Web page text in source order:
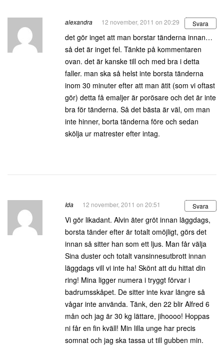
alexandra 12 november, 2011 on 20:29 Svara
det gör inget att man borstar tänderna innan…
så det är inget fel. Tänkte på kommentaren
ovan. det är kanske till och med bra i detta
faller. man ska så helst inte borsta tänderna
inom 30 minuter efter att man ätit (som vi oftast
gör) detta få emaljer är porösare och det är inte
bra för tänderna. Så det bästa är väl, om man
inte hinner, borta tänderna före och sedan
skölja ur matrester efter intag.
Ida 12 november, 2011 on 20:51 Svara
Vi gör likadant. Alvin äter gröt innan läggdags,
borsta tänder efter är totalt omöjligt, görs det
innan så sitter han som ett ljus. Man får välja
Sina duster och totalt vansinnesutbrott innan
läggdags vill vi inte ha! Skönt att du hittat din
ring! Mina ligger numera i tryggt förvar i
badrumsskåpet. De sitter inte kvar längre så
vågar inte använda. Tänk, den 22 blir Alfred 6
mån och jag är 30 kg lättare, jihoooo! Hoppas
ni får en fin kväll! Min lilla unge har precis
somnat och jag ska tassa ut till gubben min.